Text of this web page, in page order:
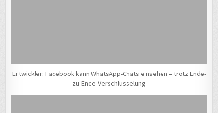
Entwickler: Facebook kann WhatsApp-Chats einsehen – trotz Ende-
zu-Ende-Verschlüsselung